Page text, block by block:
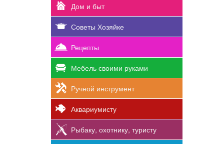
Дом и быт
Советы Хозяйке
Рецепты
Мебель своими руками
Ручной инструмент
Аквариумисту
Рыбаку, охотнику, туристу